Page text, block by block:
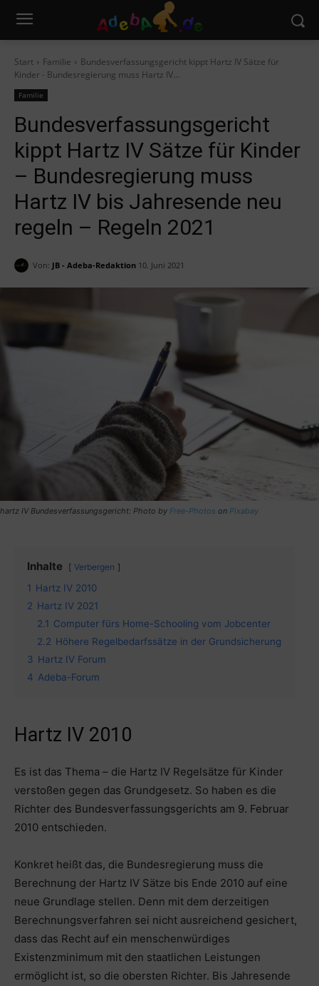
Start Familie
Bundesverfassungsgericht kippt Hartz IV Sätze für
Kinder - Bundesregierung muss Hartz IV...
Familie
Bundesverfassungsgericht
kippt Hartz IV Sätze für Kinder
– Bundesregierung muss
Hartz IV bis Jahresende neu
regeln – Regeln 2021
Von: JB - Adeba-Redaktion 10. Juni 2021
hartz IV Bundesverfassungsgericht: Photo by Free-Photos on Pixabay
Inhalte Verbergen
1 Hartz IV 2010
2 Hartz IV 2021
2.1 Computer fürs Home-Schooling vom Jobcenter
2.2 Höhere Regelbedarfssätze in der Grundsicherung
3 Hartz IV Forum
4 Adeba-Forum
Hartz IV 2010
Es ist das Thema – die Hartz IV Regelsätze für Kinder
verstoßen gegen das Grundgesetz. So haben es die
Richter des Bundesverfassungsgerichts am 9. Februar
2010 entschieden.
Konkret heißt das, die Bundesregierung muss die
Berechnung der Hartz IV Sätze bis Ende 2010 auf eine
neue Grundlage stellen. Denn mit dem derzeitigen
Berechnungsverfahren sei nicht ausreichend gesichert,
dass das Recht auf ein menschenwürdiges
Existenzminimum mit den staatlichen Leistungen
ermöglicht ist, so die obersten Richter. Bis Jahresende